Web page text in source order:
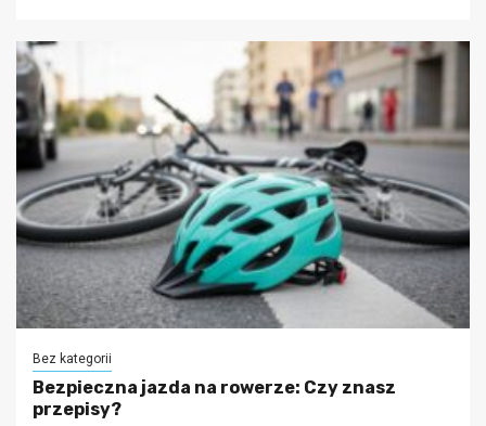
Bez kategorii
Bezpieczna jazda na rowerze: Czy znasz
przepisy?